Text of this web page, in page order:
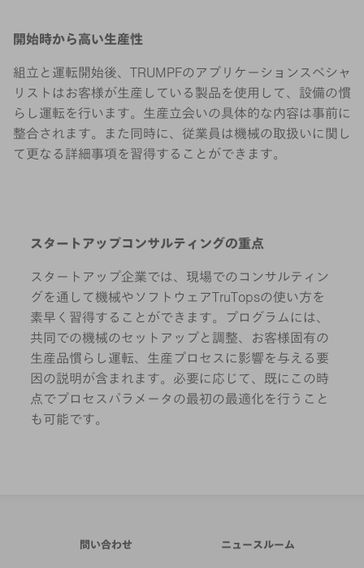
開始時から高い生産性
組立と運転開始後、TRUMPFのアプリケーションスペシャ
リストはお客様が生産している製品を使用して、設備の慣
らし運転を行います。生産立会いの具体的な内容は事前に
整合されます。また同時に、従業員は機械の取扱いに関し
て更なる詳細事項を習得することができます。
スタートアップコンサルティングの重点
スタートアップ企業では、現場でのコンサルティン
グを通して機械やソフトウェアTruTopsの使い方を
素早く習得することができます。プログラムには、
共同での機械のセットアップと調整、お客様固有の
生産品慣らし運転、生産プロセスに影響を与える要
因の説明が含まれます。必要に応じて、既にこの時
点でプロセスパラメータの最初の最適化を行うこと
も可能です。
問い合わせ ニュースルーム